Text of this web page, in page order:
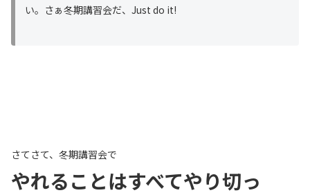
い。さぁ冬期講習会だ、Just do it!
さてさて、冬期講習会で
やれることはすべてやり切っ